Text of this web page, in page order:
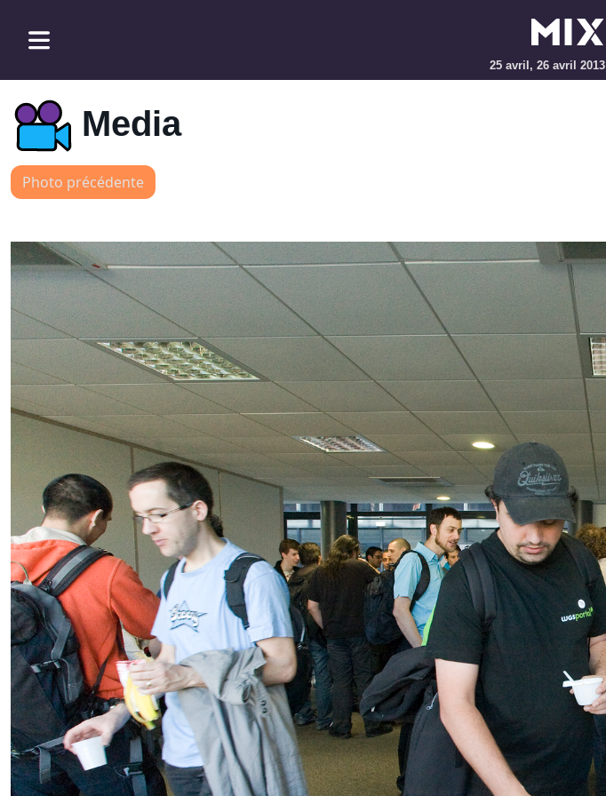
25 avril, 26 avril 2013
Media
Photo précédente